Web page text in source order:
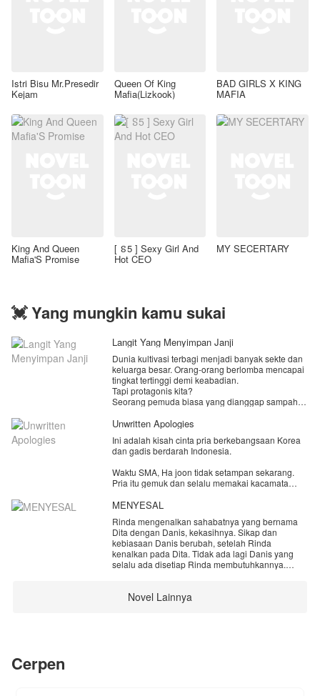
Istri Bisu Mr.Presedir
Kejam
Queen Of King
Mafia(Lizkook)
BAD GIRLS X KING
MAFIA
King And Queen
Mafia'S Promise
[ ៜ5 ] Sexy Girl And
Hot CEO
MY SECERTARY
💓 Yang mungkin kamu sukai
Langit Yang Menyimpan Janji
Dunia kultivasi terbagi menjadi banyak sekte dan
keluarga besar. Orang-orang berlomba mencapai
tingkat tertinggi demi keabadian.
Tapi protagonis kita?
Seorang pemuda biasa yang dianggap sampah
Dia nggak punya bakat kultivasi yang bagus.
Sampai suatu hari, dia bertemu dengan seorang
gadis dari sekte besar.
atasnya.
Awalnya mereka saling benci.
Lalu muncul masalah...
Si gadis ternyata sudah dijodohkan dengan
seorang jenius dari sekte lain.
Unwritten Apologies
Ini adalah kisah cinta pria berkebangsaan Korea
dan gadis berdarah Indonesia.
Waktu SMA, Ha joon tidak setampan sekarang.
Pria itu gemuk dan selalu memakai kacamata
Rubi, gadis populer di sekolahnya.
Namun suatu hari Ha joon mendengar Rubi
menghina dan mengolok-oloknya di depan teman-
teman kelas mereka. Rasa suka Ha joon berubah
menjadi benci. Ia pun memutuskan pindah ke
kampung halamannya di Seoul.
bertemu lagi di sebuah pesta pernikahan. Ha joon
MENYESAL
Rinda mengenalkan sahabatnya yang bernama
Dita dengan Danis, kekasihnya. Sikap dan
kebiasaan Danis berubah, setelah Rinda
kenalkan pada Dita. Tidak ada lagi Danis yang
selalu ada disetiap Rinda membutuhkannya.
Rinda menyesal mengenalkan Dita pada Danis.
Novel Lainnya
Cerpen